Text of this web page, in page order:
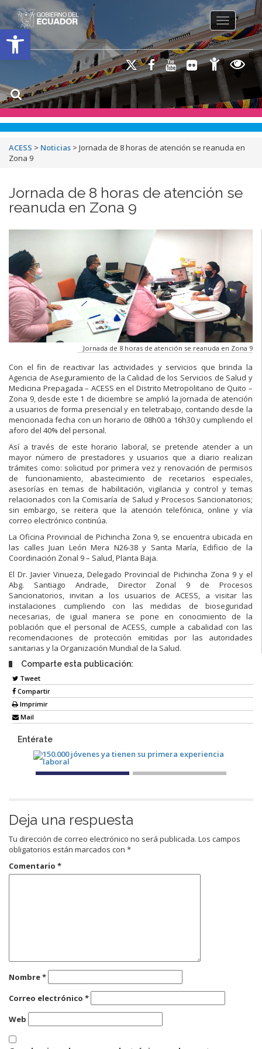
Open toolbar
Toggle
ACESS > Noticias > Jornada de 8 horas de atención se reanuda en
Zona 9
Jornada de 8 horas de atención se
reanuda en Zona 9
Jornada de 8 horas de atención se reanuda en Zona 9
Con el fin de reactivar las actividades y servicios que brinda la
Agencia de Aseguramiento de la Calidad de los Servicios de Salud y
Medicina Prepagada – ACESS en el Distrito Metropolitano de Quito –
Zona 9, desde este 1 de diciembre se amplió la jornada de atención
a usuarios de forma presencial y en teletrabajo, contando desde la
mencionada fecha con un horario de 08h00 a 16h30 y cumpliendo el
aforo del 40% del personal.
Así a través de este horario laboral, se pretende atender a un
mayor número de prestadores y usuarios que a diario realizan
trámites como: solicitud por primera vez y renovación de permisos
de funcionamiento, abastecimiento de recetarios especiales,
asesorías en temas de habilitación, vigilancia y control y temas
relacionados con la Comisaría de Salud y Procesos Sancionatorios;
sin embargo, se reitera que la atención telefónica, online y vía
correo electrónico continúa.
La Oficina Provincial de Pichincha Zona 9, se encuentra ubicada en
las calles Juan León Mera N26-38 y Santa María, Edificio de la
Coordinación Zonal 9 – Salud, Planta Baja.
El Dr. Javier Vinueza, Delegado Provincial de Pichincha Zona 9 y el
Abg. Santiago Andrade, Director Zonal 9 de Procesos
Sancionatorios, invitan a los usuarios de ACESS, a visitar las
instalaciones cumpliendo con las medidas de bioseguridad
necesarias, de igual manera se pone en conocimiento de la
población que el personal de ACESS, cumple a cabalidad con las
recomendaciones de protección emitidas por las autoridades
sanitarias y la Organización Mundial de la Salud.
Comparte esta publicación:
Tweet
Compartir
Imprimir
Mail
Entérate
Deja una respuesta
Tu dirección de correo electrónico no será publicada. Los campos
obligatorios están marcados con *
Comentario *
Nombre*
Correo electrónico *
Web